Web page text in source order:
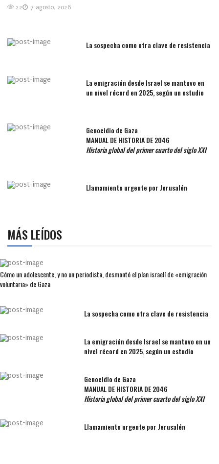
7 agosto, 2026
22
La sospecha como otra clave de resistencia
La emigración desde Israel se mantuvo en
un nivel récord en 2025, según un estudio
Genocidio de Gaza
MANUAL DE HISTORIA DE 2046
Historia global del primer cuarto del siglo XXI
Llamamiento urgente por Jerusalén
MÁS LEÍDOS
Cómo un adolescente, y no un periodista, desmontó el plan israelí de «emigración
voluntaria» de Gaza
La sospecha como otra clave de resistencia
La emigración desde Israel se mantuvo en un
nivel récord en 2025, según un estudio
Genocidio de Gaza
MANUAL DE HISTORIA DE 2046
Historia global del primer cuarto del siglo XXI
Llamamiento urgente por Jerusalén